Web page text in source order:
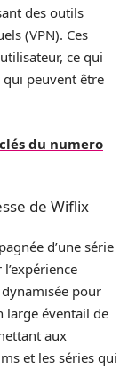
des outils
(VPN). Ces
ce qui
qui peuvent être
du numero
de Wiflix
d’une série
dynamisée pour
large éventail de
aux
et les séries qui